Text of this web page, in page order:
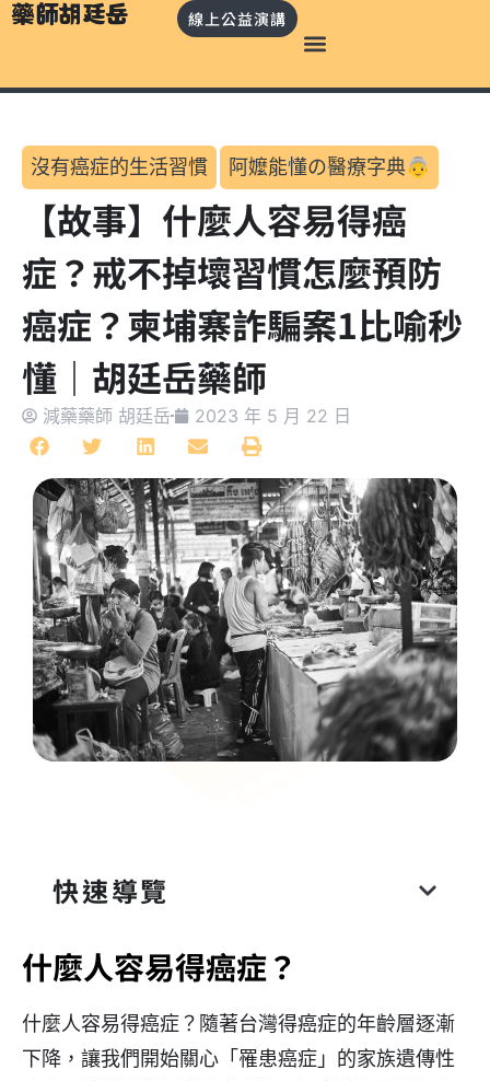
藥師胡廷岳 線上公益演講
沒有癌症的生活習慣 阿嬤能懂の醫療字典👵
【故事】什麼人容易得癌
症？戒不掉壞習慣怎麼預防
癌症？柬埔寨詐騙案1比喻秒
懂｜胡廷岳藥師
減藥藥師 胡廷岳 2023 年 5 月 22 日
快速導覽
什麼人容易得癌症？
什麼人容易得癌症？隨著台灣得癌症的年齡層逐漸
下降，讓我們開始關心「罹患癌症」的家族遺傳性